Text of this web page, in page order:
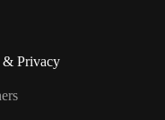
& Privacy